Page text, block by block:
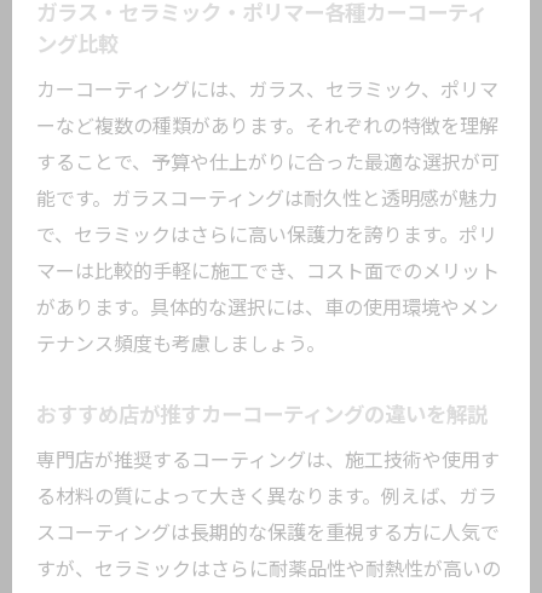
ガラス・セラミック・ポリマー各種カーコーティ
ング比較
カーコーティングには、ガラス、セラミック、ポリマ
ーなど複数の種類があります。それぞれの特徴を理解
することで、予算や仕上がりに合った最適な選択が可
能です。ガラスコーティングは耐久性と透明感が魅力
で、セラミックはさらに高い保護力を誇ります。ポリ
マーは比較的手軽に施工でき、コスト面でのメリット
があります。具体的な選択には、車の使用環境やメン
テナンス頻度も考慮しましょう。
おすすめ店が推すカーコーティングの違いを解説
専門店が推奨するコーティングは、施工技術や使用す
る材料の質によって大きく異なります。例えば、ガラ
スコーティングは長期的な保護を重視する方に人気で
すが、セラミックはさらに耐薬品性や耐熱性が高いの